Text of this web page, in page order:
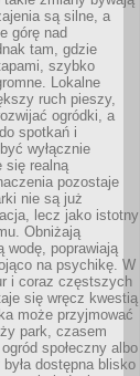
są silne, a
górę nad
tam, gdzie
szybko
Lokalne
ruch pieszy,
ogródki, a
spotkań i
wyłącznie
się realną
pozostaje
nie są już
lecz jako istotny
Obniżają
wodę, poprawiają
na psychikę. W
i coraz częstszych
się wręcz kwestią
może przyjmować
park, czasem
społeczny albo
dostępna blisko